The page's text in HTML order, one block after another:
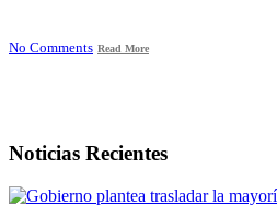
No Comments Read More
Noticias Recientes